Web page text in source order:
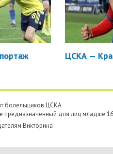
ЦСКА —
болельщиков ЦСКА
предназначенный для лиц младше
Викторина